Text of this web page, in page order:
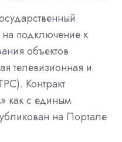
на подключение к
объектов
телевизионная и
Контракт
как с единым
на Портале